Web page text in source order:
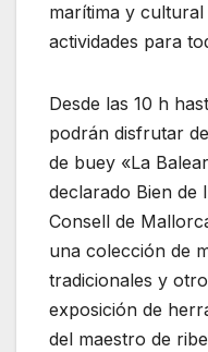
marítima y
actividades para
Desde las 10 h
podrán disfrutar
de buey «La
declarado Bien de
Consell de
una colección de
tradicionales y
exposición de
del maestro de